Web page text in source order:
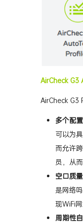
AirCheck G3
AirCheck G3
多个配
可以为
而允许
员，从
空口质
是网络
现WiFi
周期性